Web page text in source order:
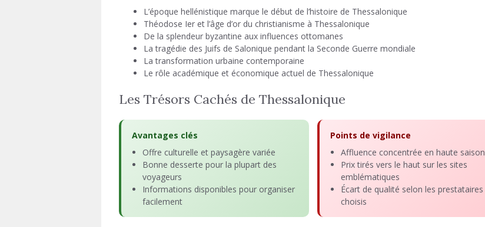
L’époque hellénistique marque le début de l’histoire de Thessalonique
Théodose Ier et l’âge d’or du christianisme à Thessalonique
De la splendeur byzantine aux influences ottomanes
La tragédie des Juifs de Salonique pendant la Seconde Guerre mondiale
La transformation urbaine contemporaine
Le rôle académique et économique actuel de Thessalonique
Les Trésors Cachés de Thessalonique
Avantages clés
Offre culturelle et paysagère variée
Bonne desserte pour la plupart des
voyageurs
Informations disponibles pour organiser
facilement
Points de vigilance
Affluence concentrée en haute saison
Prix tirés vers le haut sur les sites
emblématiques
Écart de qualité selon les prestataires
choisis